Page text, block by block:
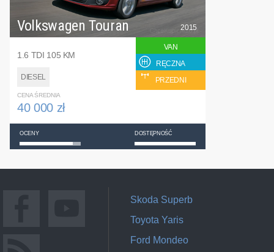
Volkswagen Touran
1.6 TDI 105 KM
DIESEL
2015
VAN
RĘCZNA
PRZEDNI
CENA ŚREDNIA
40 000 zł
OCENY DOSTĘPNOŚĆ
Skoda Superb
Toyota Yaris
Ford Mondeo